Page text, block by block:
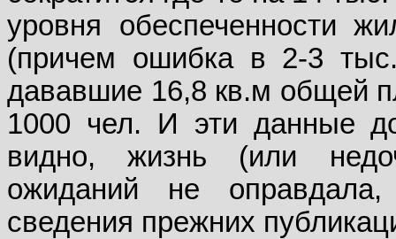
уровня обеспеченности
(причем ошибка в 2-3
дававшие 16,8 кв.м общей
1000 чел. И эти данные
видно, жизнь (или
ожиданий не
сведения прежних